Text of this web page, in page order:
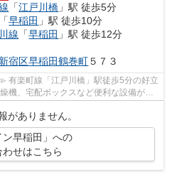
「江戸川橋 」駅 徒歩5分
「早稲田 」駅 徒歩10分
線 「早稲田 」駅 徒歩12分
新宿区早稲田鶴巻町５７３
有楽町線「江戸川橋」駅徒歩5分の好立
機、宅配ボックスなど便利な設備が整
がありません。
ン早稲田」への
わせはこちら